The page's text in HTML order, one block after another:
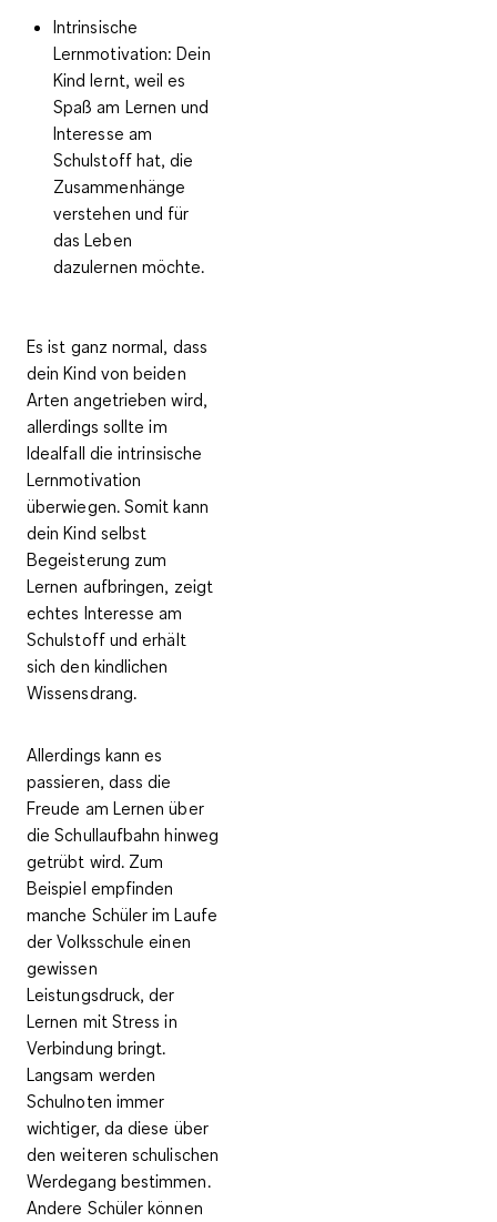
Intrinsische
Lernmotivation:Dein
Kind lernt, weil es
Spaß am Lernen und
Interesse am
Schulstoff hat, die
Zusammenhänge
verstehen und für
das Leben
dazulernen möchte.
Es ist ganz normal, dass
dein Kind von beiden
Arten angetrieben wird,
allerdings sollte im
Idealfall dieintrinsische
Lernmotivation
überwiegen. Somit kann
dein Kind selbst
Begeisterung zum
Lernen aufbringen, zeigt
echtes Interesse am
Schulstoff und erhält
sich den kindlichen
Wissensdrang.
Allerdings kann es
passieren, dass die
Freude am Lernen über
die Schullaufbahn hinweg
getrübt wird. Zum
Beispiel empfinden
manche Schüler im Laufe
der Volksschule einen
gewissen
Leistungsdruck, der
Lernen mit Stress in
Verbindung bringt.
Langsam werden
Schulnoten immer
wichtiger, da diese über
den weiteren schulischen
Werdegang bestimmen.
Andere Schüler können